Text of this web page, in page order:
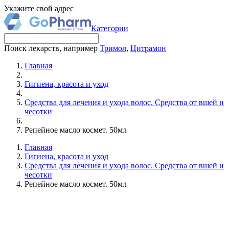
Укажите свой адрес
Категории
Поиск лекарств, например Тримол, Цитрамон
Главная
Гигиена, красота и уход
Средства для лечения и ухода волос. Средства от вшей и
чесотки
Репейное масло космет. 50мл
Главная
Гигиена, красота и уход
Средства для лечения и ухода волос. Средства от вшей и
чесотки
Репейное масло космет. 50мл